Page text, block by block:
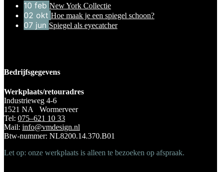
10 feb New York Collectie
02 okt Hoe maak je een spiegel schoon?
07 jun Spiegel als eyecatcher
Bedrijfsgegevens
Werkplaats/retouradres
Industrieweg 4-6
1521 NA Wormerveer
Tel: 075–621 10 33
Mail: info@vmdesign.nl
Btw-nummer: NL8200.14.370.B01
Let op: onze werkplaats is alleen te bezoeken op afspraak.